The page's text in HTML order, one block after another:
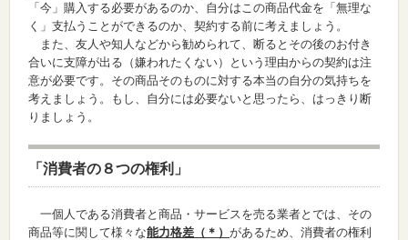
「今」購入する必要があるのか、自分はこの商品代金を「無理な
く」支払うことができるのか、契約する前に考えましょう。
また、友人や知人などから勧められて、断るとその後のお付き
合いに支障が出る（嫌われたくない）という理由からの契約は注
意が必要です。その商品そのものに対する本当の自分の気持ちを
考えましょう。もし、自分には必要ないと思ったら、はっきり断
りましょう。
「消費者の８つの権利」
一個人である消費者と商品・サービスを売る業者とでは、その
商品等に関して様々な能力格差（＊） があるため、消費者の権利